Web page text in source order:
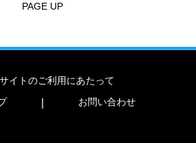
PAGE UP
イトのご利用にあたって
お問い合わせ